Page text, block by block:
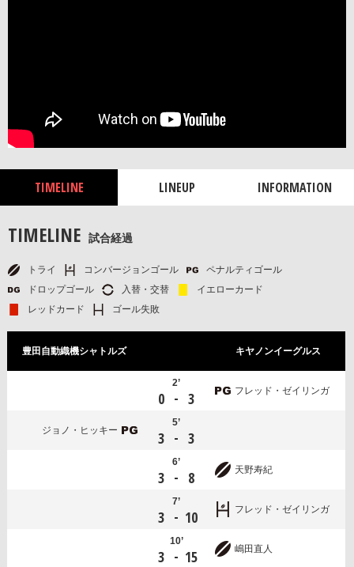
TIMELINE LINEUP INFORMATION
TIMELINE 試合経過
トライ コンバージョンゴール
ペナルティゴール
ドロップゴール
入替・交替
イエローカード
レッドカード
ゴール失敗
豊田自動織機シャトルズ キヤノンイーグルス
2’
0 - 3 フレッド・ゼイリンガ
ジョノ・ヒッキー
5’
3 - 3
6’
3 - 8 天野寿紀
7’
3 - 10 フレッド・ゼイリンガ
10’
3 - 15 嶋田直人